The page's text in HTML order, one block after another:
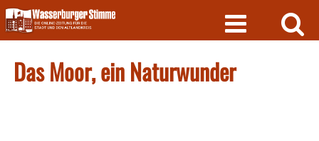
Skip
to
content
Das Moor, ein Naturwunder